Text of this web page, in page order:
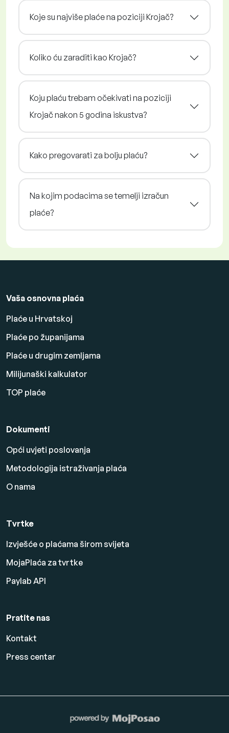
Koje su najviše plaće na poziciji Krojač?
Koliko ću zaraditi kao Krojač?
Koju plaću trebam očekivati na poziciji
Krojač nakon 5 godina iskustva?
Kako pregovarati za bolju plaću?
Na kojim podacima se temelji izračun
plaće?
Vaša osnovna plaća
Plaće u Hrvatskoj
Plaće po županijama
Plaće u drugim zemljama
Milijunaški kalkulator
TOP plaće
Dokumenti
Opći uvjeti poslovanja
Metodologija istraživanja plaća
O nama
Tvrtke
Izvješće o plaćama širom svijeta
MojaPlaća za tvrtke
Paylab API
Pratite nas
Kontakt
Press centar